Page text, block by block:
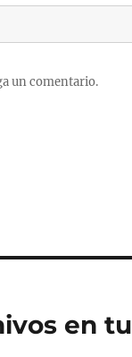
un comentario.
en tu